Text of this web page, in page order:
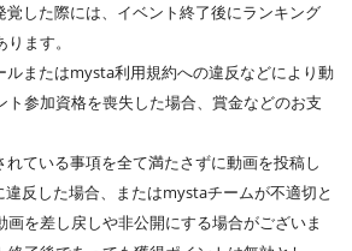
覚した際には、イベント終了後にランキング
ます。
ルまたはmysta利用規約への違反などにより動
ト参加資格を喪失した場合、賞金などのお支
れている事項を全て満たさずに動画を投稿し
反した場合、またはmystaチームが不適切と
画を差し戻しや非公開にする場合がございま